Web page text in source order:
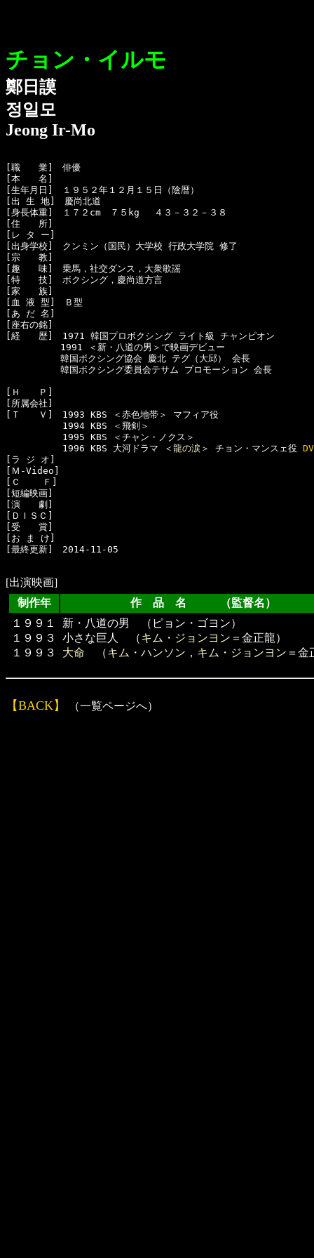
チョン・イルモ
鄭日謨
정일모
Jeong Ir-Mo
[職　　業]　俳優
[本　　名]
[生年月日]　１９５２年１２月１５日（陰暦）
[出 生 地]　慶尚北道
[身長体重]　１７２cm　７５kg 　４３－３２－３８
[住　　所]
[レ タ ー]
[出身学校]　クンミン（国民）大学校 行政大学院 修了
[宗　　教]
[趣　　味]　乗馬，社交ダンス，大衆歌謡
[特　　技]　ボクシング，慶尚道方言
[家　　族]
[血 液 型]　Ｂ型
[あ だ 名]
[座右の銘]
[経　　歴]　1971 韓国プロボクシング ライト級 チャンピオン
1991 ＜新・八道の男＞で映画デビュー
韓国ボクシング協会 慶北 テグ（大邱） 会長
韓国ボクシング委員会テサム プロモーション 会長
[Ｈ　　Ｐ]
[所属会社]
[Ｔ　　Ｖ]　1993 KBS ＜赤色地帯＞ マフィア役
  　　　　　1994 KBS ＜飛剣＞
  　　　　　1995 KBS ＜チャン・ノクス＞
  　　　　　1996 KBS 大河ドラマ ＜
龍の涙 ＞ チョン・マンスェ役
[ラ ジ オ]
[Ｍ-Video]
[Ｃ    Ｆ]
[短編映画]
[演　　劇]
[ＤＩＳＣ]
[受　　賞]
[お ま け]
[最終更新]　2014-11-05
[出演映画]
制作年
作 品 名 （監督名）
１９９１
１９９３
１９９３
新・八道の男 （ピョン・ゴヨン）
小さな巨人 （キム・ジョンヨン ＝金正龍）
大命 （キム・ハンソン ， キム・ジョンヨン ＝金
【BACK】 （一覧ページへ）